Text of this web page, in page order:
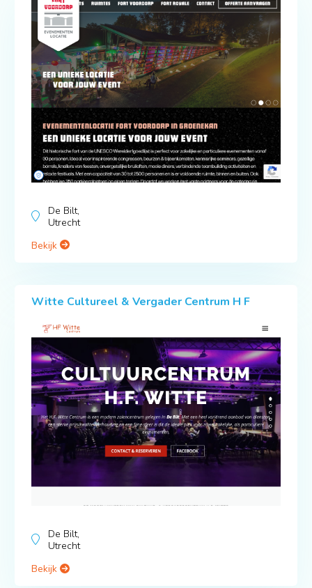
De Bilt,
Utrecht
Bekijk
Witte Cultureel & Vergader Centrum H F
De Bilt,
Utrecht
Bekijk